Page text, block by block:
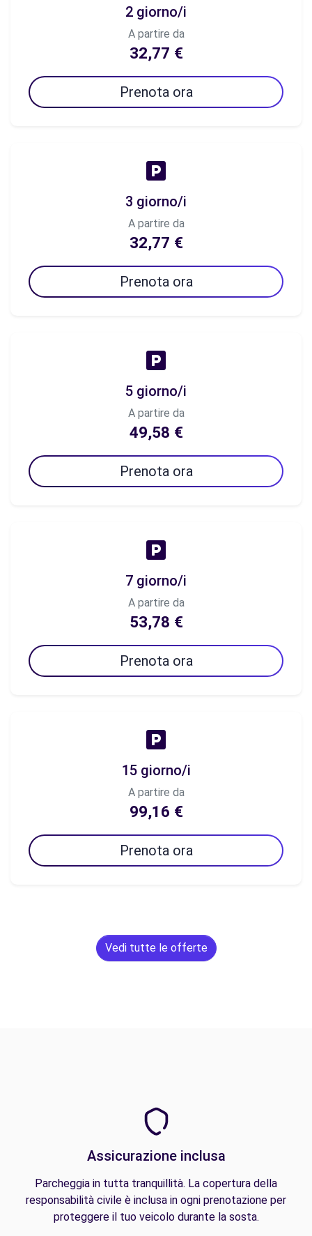
2 giorno/i
A partire da
32,77 €
Prenota ora
3 giorno/i
A partire da
32,77 €
Prenota ora
5 giorno/i
A partire da
49,58 €
Prenota ora
7 giorno/i
A partire da
53,78 €
Prenota ora
15 giorno/i
A partire da
99,16 €
Prenota ora
Vedi tutte le offerte
Assicurazione inclusa
Parcheggia in tutta tranquillità. La copertura della
responsabilità civile è inclusa in ogni prenotazione per
proteggere il tuo veicolo durante la sosta.